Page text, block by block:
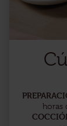
horas